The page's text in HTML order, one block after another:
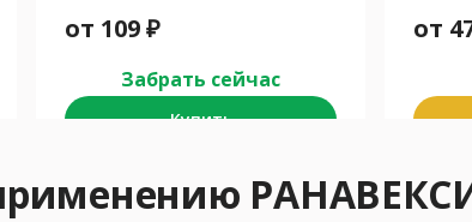
от 109₽
Забрать сейчас
Купить
от